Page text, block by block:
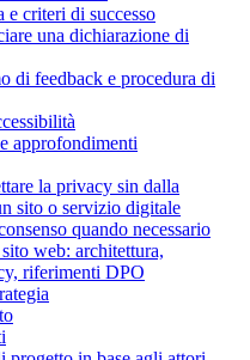
e criteri di successo
una dichiarazione di
di feedback e procedura di
approfondimenti
la privacy sin dalla
sito o servizio digitale
quando necessario
web: architettura,
riferimenti DPO